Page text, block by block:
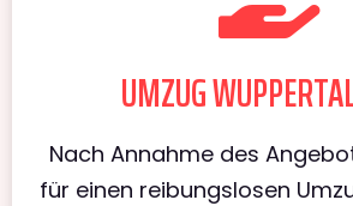
UMZUG
Nach Annahme des
für einen reibungslosen